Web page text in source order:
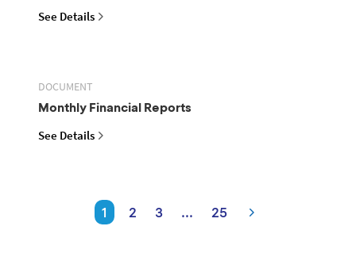
See Details
DOCUMENT
Monthly Financial Reports
See Details
1 2 3 ... 25